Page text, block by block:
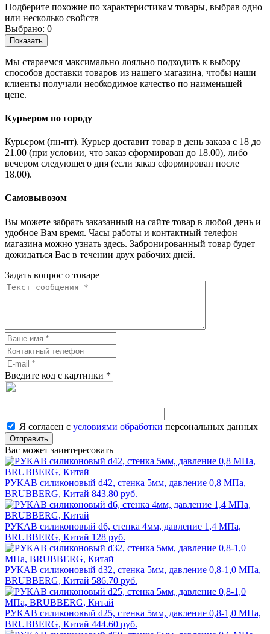
Подберите похожие по характеристикам товары, выбрав одно
или несколько свойств
Выбрано: 0
Показать
Мы стараемся максимально лояльно подходить к выбору
способов доставки товаров из нашего магазина, чтобы наши
клиенты получали необходимое качество по наименьшей
цене.
Курьером по городу
Курьером (пн-пт). Курьер доставит товар в день заказа с 18 до
21.00 (при условии, что заказ сформирован до 18.00), либо
вечером следующего дня (если заказ сформирован после
18.00).
Самовывозом
Вы можете забрать заказанный на сайте товар в любой день и
удобное Вам время. Часы работы и контактный телефон
магазина можно узнать здесь. Забронированный товар будет
дожидаться Вас в течении двух рабочих дней.
Задать вопрос о товаре
Введите код с картинки *
Я согласен с условиями обработки персональных данных
Отправить
Вас может заинтересовать
РУКАВ силиконовый d42, стенка 5мм, давление 0,8 МПа,
BRUBBERG, Китай 843.80 руб.
РУКАВ силиконовый d6, стенка 4мм, давление 1,4 МПа,
BRUBBERG, Китай 128 руб.
РУКАВ силиконовый d32, стенка 5мм, давление 0,8-1,0 МПа,
BRUBBERG, Китай 586.70 руб.
РУКАВ силиконовый d25, стенка 5мм, давление 0,8-1,0 МПа,
BRUBBERG, Китай 444.60 руб.